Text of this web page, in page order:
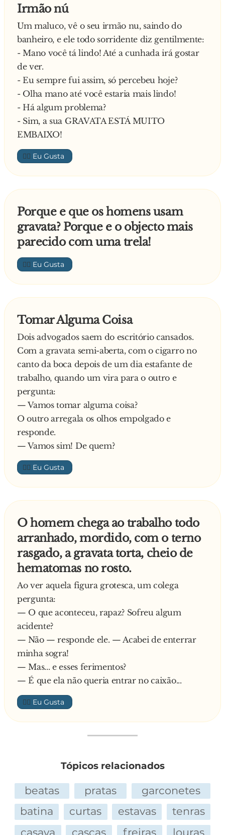
Irmão nú
Um maluco, vê o seu irmão nu, saindo do
banheiro, e ele todo sorridente diz gentilmente:
- Mano você tá lindo! Até a cunhada irá gostar
de ver.
- Eu sempre fui assim, só percebeu hoje?
- Olha mano até você estaria mais lindo!
- Há algum problema?
- Sim, a sua GRAVATA ESTÁ MUITO
EMBAIXO!
👍🏼
Porque e que os homens usam
gravata? Porque e o objecto mais
parecido com uma trela!
👍🏼
Tomar Alguma Coisa
Dois advogados saem do escritório cansados.
Com a gravata semi-aberta, com o cigarro no
canto da boca depois de um dia estafante de
trabalho, quando um vira para o outro e
pergunta:
— Vamos tomar alguma coisa?
O outro arregala os olhos empolgado e
responde.
— Vamos sim! De quem?
👍🏼
O homem chega ao trabalho todo
arranhado, mordido, com o terno
rasgado, a gravata torta, cheio de
hematomas no rosto.
Ao ver aquela figura grotesca, um colega
pergunta:
— O que aconteceu, rapaz? Sofreu algum
acidente?
— Não — responde ele. — Acabei de enterrar
minha sogra!
— Mas... e esses ferimentos?
— É que ela não queria entrar no caixão...
👍🏼
Tópicos relacionados
beatas pratas
garconetes
batina
curtas estavas
tenras
casava
cascas freiras louras